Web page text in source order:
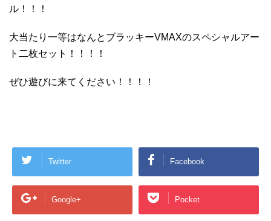
ル！！！
大当たり一等はなんとブラッキーVMAXのスペシャルアー
ト二枚セット！！！！
ぜひ遊びに来てください！！！！
Twitter Facebook
Google+ Pocket